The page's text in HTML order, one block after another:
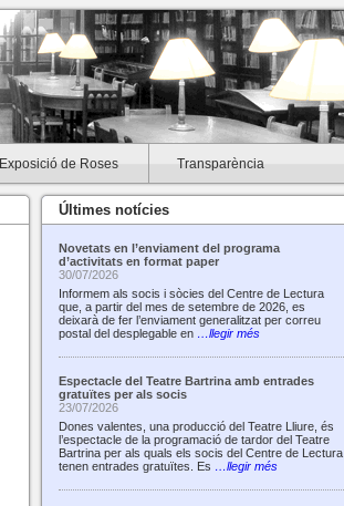
Exposició de Roses Transparència
Últimes notícies
Novetats en l’enviament del programa
d’activitats en format paper
30/07/2026
Informem als socis i sòcies del Centre de Lectura
que, a partir del mes de setembre de 2026, es
deixarà de fer l’enviament generalitzat per correu
postal del desplegable en …llegir més
Espectacle del Teatre Bartrina amb entrades
gratuïtes per als socis
23/07/2026
Dones valentes, una producció del Teatre Lliure, és
l’espectacle de la programació de tardor del Teatre
Bartrina per als quals els socis del Centre de Lectura
tenen entrades gratuïtes. Es …llegir més